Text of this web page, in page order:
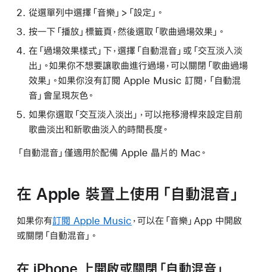
從選單列中選擇「音樂」>「設定」。
按一下「播放」標籤頁，然後選取「歌曲過場效果」。
在「過場效果樣式」下，選擇「自動混音」或「交互淡入淡
出」。如果你不想要讓歌曲進行過場，可以關閉「歌曲過場
效果」。如果你沒有訂閱 Apple Music 訂閱，「自動混
音」會呈現灰色。
如果你選取「交互淡入淡出」，可以拖移滑桿來設定目前
歌曲淡出和新歌曲淡入的時間長度。
「自動混音」僅適用於配備 Apple 晶片的 Mac。
在 Apple 裝置上使用「自動混音」
如果你有訂閱 Apple Music ，可以在「音樂」App 中開啟
或關閉「自動混音」。
在 iPhone 上開啟或關閉「自動混音」